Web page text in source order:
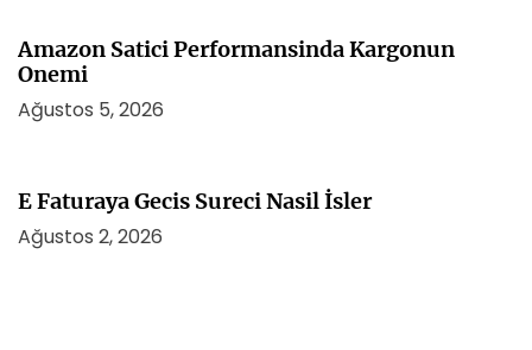
Amazon Satici Performansinda Kargonun
Onemi
Ağustos 5, 2026
E Faturaya Gecis Sureci Nasil İsler
Ağustos 2, 2026